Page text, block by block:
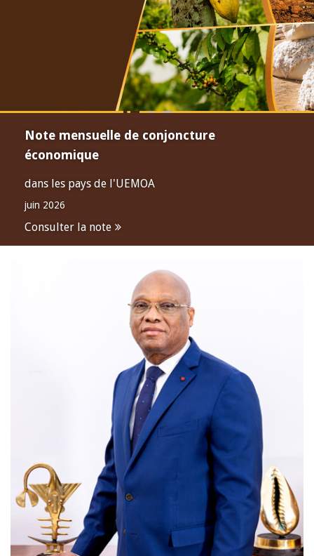
Note mensuelle de conjoncture
économique
dans les pays de l'UEMOA
juin 2026
Consulter la note